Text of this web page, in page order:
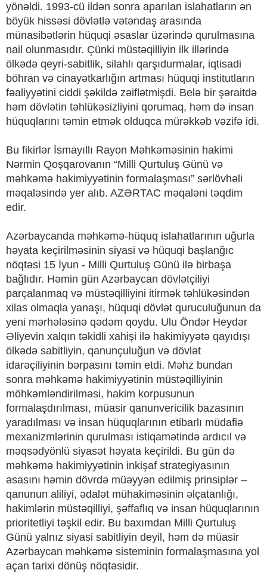
yönəldi. 1993-cü ildən sonra aparılan islahatların ən
böyük hissəsi dövlətlə vətəndaş arasında
münasibətlərin hüquqi əsaslar üzərində qurulmasına
nail olunmasıdır. Çünki müstəqilliyin ilk illərində
ölkədə qeyri-sabitlik, silahlı qarşıdurmalar, iqtisadi
böhran və cinayətkarlığın artması hüquqi institutların
fəaliyyətini ciddi şəkildə zəiflətmişdi. Belə bir şəraitdə
həm dövlətin təhlükəsizliyini qorumaq, həm də insan
hüquqlarını təmin etmək olduqca mürəkkəb vəzifə idi.
Bu fikirlər İsmayıllı Rayon Məhkəməsinin hakimi
Nərmin Qoşqarovanın “Milli Qurtuluş Günü və
məhkəmə hakimiyyətinin formalaşması” sərlövhəli
məqaləsində yer alıb. AZƏRTAC məqaləni təqdim
edir.
Azərbaycanda məhkəmə-hüquq islahatlarının uğurla
həyata keçirilməsinin siyasi və hüquqi başlanğıc
nöqtəsi 15 İyun - Milli Qurtuluş Günü ilə birbaşa
bağlıdır. Həmin gün Azərbaycan dövlətçiliyi
parçalanmaq və müstəqilliyini itirmək təhlükəsindən
xilas olmaqla yanaşı, hüquqi dövlət quruculuğunun da
yeni mərhələsinə qədəm qoydu. Ulu Öndər Heydər
Əliyevin xalqın təkidli xahişi ilə hakimiyyətə qayıdışı
ölkədə sabitliyin, qanunçuluğun və dövlət
idarəçiliyinin bərpasını təmin etdi. Məhz bundan
sonra məhkəmə hakimiyyətinin müstəqilliyinin
möhkəmləndirilməsi, hakim korpusunun
formalaşdırılması, müasir qanunvericilik bazasının
yaradılması və insan hüquqlarının etibarlı müdafiə
mexanizmlərinin qurulması istiqamətində ardıcıl və
məqsədyönlü siyasət həyata keçirildi. Bu gün də
məhkəmə hakimiyyətinin inkişaf strategiyasının
əsasını həmin dövrdə müəyyən edilmiş prinsiplər –
qanunun aliliyi, ədalət mühakiməsinin əlçatanlığı,
hakimlərin müstəqilliyi, şəffaflıq və insan hüquqlarının
prioritetliyi təşkil edir. Bu baxımdan Milli Qurtuluş
Günü yalnız siyasi sabitliyin deyil, həm də müasir
Azərbaycan məhkəmə sisteminin formalaşmasına yol
açan tarixi dönüş nöqtəsidir.